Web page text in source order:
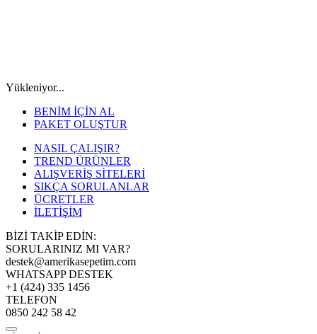
Yükleniyor...
BENİM İÇİN AL
PAKET OLUŞTUR
NASIL ÇALIŞIR?
TREND ÜRÜNLER
ALIŞVERİŞ SİTELERİ
SIKÇA SORULANLAR
ÜCRETLER
İLETİŞİM
BİZİ TAKİP EDİN:
SORULARINIZ MI VAR?
destek@amerikasepetim.com
WHATSAPP DESTEK
+1 (424) 335 1456
TELEFON
0850 242 58 42